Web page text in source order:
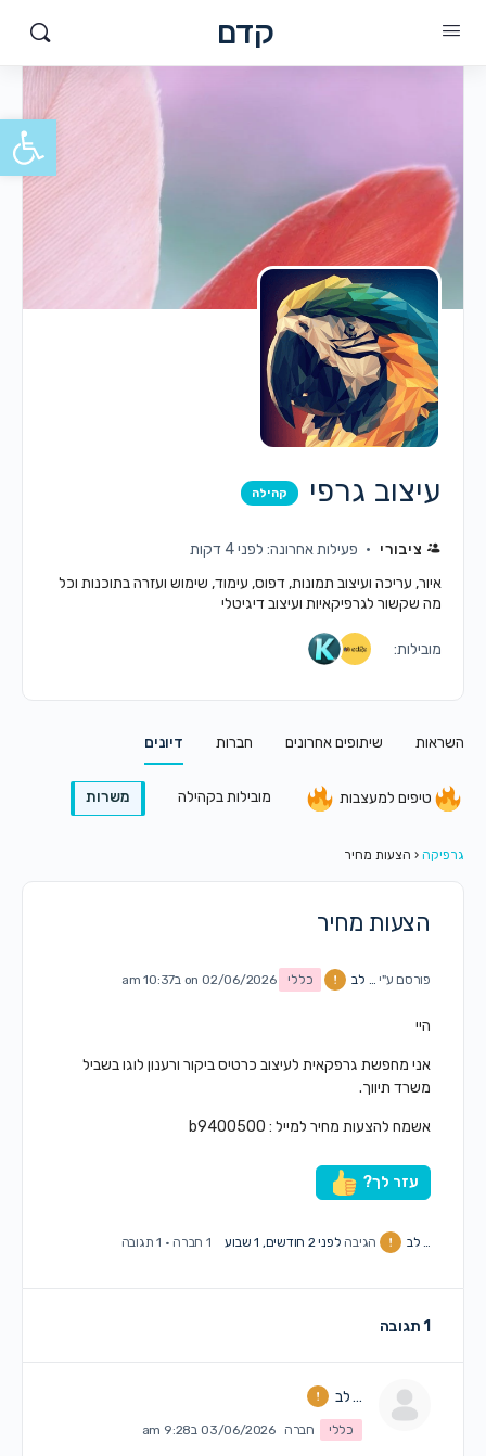
קדם
עיצוב גרפי קהילה
ציבורי
פעילות אחרונה: לפני 4 דקות
איור, עריכה ועיצוב תמונות, דפוס, עימוד, שימוש ועזרה בתוכנות וכל
מה שקשור לגרפיקאיות ועיצוב דיגיטלי
מובילות:
השראות שיתופים אחרונים חברות דיונים
טיפים למעצבות מובילות בקהילה משרות
גרפיקה ‹ הצעות מחיר
הצעות מחיר
פורסם ע"י … לב כללי on 02/06/2026 ב10:37 am
היי
אני מחפשת גרפקאית לעיצוב כרטיס ביקור ורענון לוגו בשביל
משרד תיווך.
אשמח להצעות מחיר למייל : b9400500
עזר לך?
… לב הגיבה לפני 2 חודשים, 1 שבוע 1 חברה · 1 תגובה
1 תגובה
… לב
כללי חברה 03/06/2026 ב9:28 am
פתח